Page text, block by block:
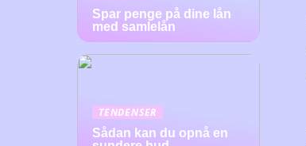
Spar penge på dine lån
med samlelån
TENDENSER
Sådan kan du opnå en